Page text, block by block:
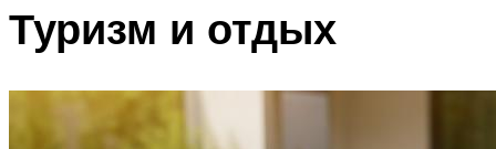
Туризм и отдых